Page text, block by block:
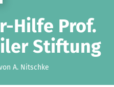
Hilfe Prof.
Stiftung
A. Nitschke